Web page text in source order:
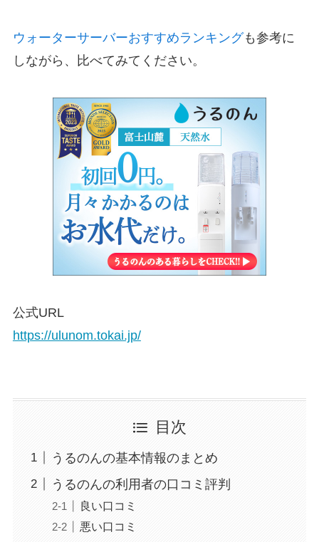
ウォーターサーバーおすすめランキングも参考に
しながら、比べてみてください。
公式URL
https://ulunom.tokai.jp/
目次
うるのんの基本情報のまとめ
うるのんの利用者の口コミ評判
良い口コミ
悪い口コミ